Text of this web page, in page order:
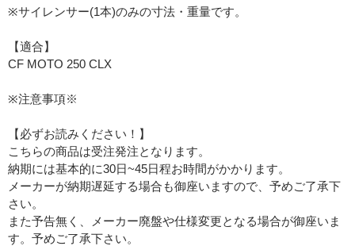
※サイレンサー(1本)のみの寸法・重量です。
【適合】
CF MOTO 250 CLX
※注意事項※
【必ずお読みください！】
こちらの商品は受注発注となります。
納期には基本的に30日~45日程お時間がかかります。
メーカーが納期遅延する場合も御座いますので、予めご了承下
さい。
また予告無く、メーカー廃盤や仕様変更となる場合が御座いま
す。予めご了承下さい。